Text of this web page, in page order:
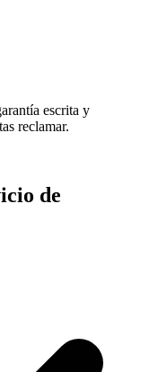
escrita y
reclamar.
de